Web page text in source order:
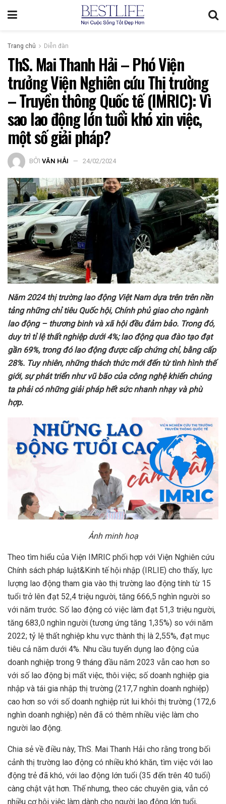
Trang chủ Diễn đàn
ThS. Mai Thanh Hải – Phó Viện
trưởng Viện Nghiên cứu Thị trường
– Truyền thông Quốc tế (IMRIC): Vì
sao lao động lớn tuổi khó xin việc,
một số giải pháp?
BỞI VĂN HẢI 24/02/2024
Năm 2024 thịtrường lao động Việt Nam dựa trên trên nền
tảng những chỉ tiêu Quốc hội, Chính phủ giao cho ngành
lao động – thương binh và xã hội đều đảm bảo. Trongđó,
duy trì tỉ lệ thất nghiệp dưới 4%; lao động qua đào tạo đạt
gần 69%, trong đó lao động được cấp chứng chỉ, bằng cấp
28%. Tuy nhiên, những thách thức mới đến từ tình hình thế
giới, sự phát triển như vũ bão của công nghệ khiến chúng
ta phải có những giải pháp hết sức nhanh nhạy và phù
hợp.
Ảnh minh hoạ
Theo tìm hiểu của Viện IMRIC phối hợp với Viện Nghiên cứu
Chính sách pháp luật&Kinh tế hội nhập (IRLIE) cho thấy, lực
lượng lao động tham gia vào thị trường lao động tính từ 15
tuổi trở lên đạt 52,4 triệu người, tăng 666,5 nghìn người so
với năm trước. Số lao động có việc làm đạt 51,3 triệu người,
tăng 683,0 nghìn người (tương ứng tăng 1,35%) so với năm
2022; tỷ lệ thất nghiệp khu vực thành thị là 2,55%, đạt mục
tiêu cả năm dưới 4%. Nhu cầu tuyển dụng lao động của
doanh nghiệp trong 9 tháng đầu năm 2023 vẫn cao hơn so
với số lao động bị mất việc, thôi việc; số doanh nghiệp gia
nhập và tái gia nhập thị trường (217,7 nghìn doanh nghiệp)
cao hơn so với số doanh nghiệp rút lui khỏi thị trường (172,6
nghìn doanh nghiệp) nên đã có thêm nhiều việc làm cho
người lao động.
Chia sẻ về điều này, ThS. Mai Thanh Hải cho rằng trong bối
cảnh thị trường lao động có nhiều khó khăn, tìm việc với lao
động trẻ đã khó, với lao động lớn tuổi (35 đến trên 40 tuổi)
càng chật vật hơn. Thế nhưng, theo các chuyên gia, vẫn có
nhiều cơ hội việc làm dành cho người lao động lớn tuổi,